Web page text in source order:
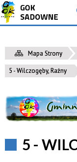
Mapa Strony
5 - Wilczogęby, Rażny
5 -